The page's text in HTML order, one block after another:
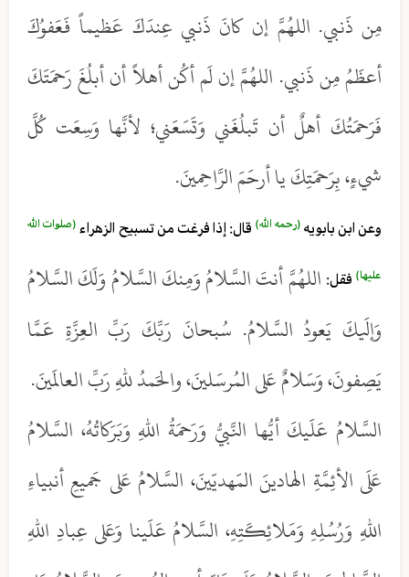
مِن ذَنبي. اللهُمَّ إن كانَ ذَنبي عِندَكَ عَظيماً فَعَفوُكَ
أعظَمُ مِن ذَنبي. اللهُمَّ إن لَم أكُن أهلاً أن أبلُغَ رَحمَتَكَ
فَرَحمَتُكَ أهلٌ أن تَبلُغَني وَتَسَعَني؛ لأنَّها وَسِعَت كُلَّ
شيءٍ، بِرَحمَتِكَ يا أرحَمَ الرَّاحِمينَ.
وعن ابن بابويه (رحمه الله) قال: إذا فرغت من تسبيح الزهراء (صلوات الله
عليها) فقل: اللهُمَّ أنتَ السَّلامُ وَمِنكَ السَّلامُ وَلَكَ السَّلامُ
وَإلَيكَ يَعودُ السَّلامُ. سُبحانَ رَبِّكَ رَبِّ العِزَّةِ عَمَّا
يَصِفونَ، وَسَلامٌ عَلى المُرسَلينَ، والحَمدُ للهِ رَبِّ العالَمينَ.
السَّلامُ عَلَيكَ أيُّها النَّبيُّ وَرَحمَةُ اللهِ وَبَرَكاتُهُ، السَّلامُ
عَلَى الأئِمَّةِ الهادينَ المَهديّينَ، السَّلامُ عَلى جَميعِ أنبياءِ
اللهِ وَرُسُلِهِ وَمَلائِكَتِهِ، السَّلامُ عَلَينا وَعَلى عِبادِ اللهِ